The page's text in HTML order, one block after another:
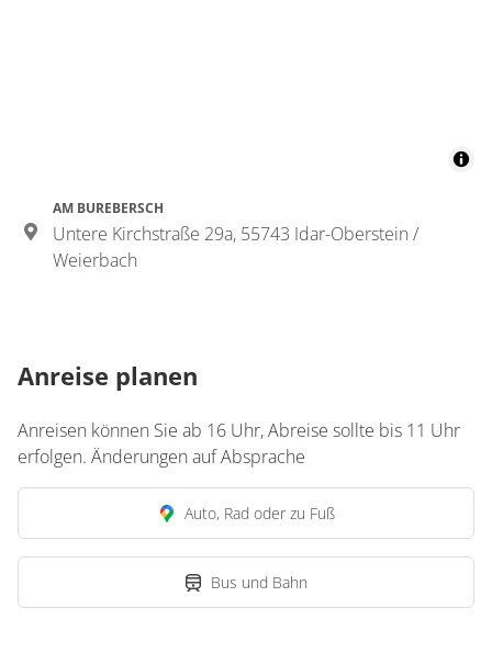
AM BUREBERSCH
Untere Kirchstraße 29a, 55743 Idar-Oberstein /
Weierbach
Anreise planen
Anreisen können Sie ab 16 Uhr, Abreise sollte bis 11 Uhr
erfolgen. Änderungen auf Absprache
Auto, Rad oder zu Fuß
Bus und Bahn